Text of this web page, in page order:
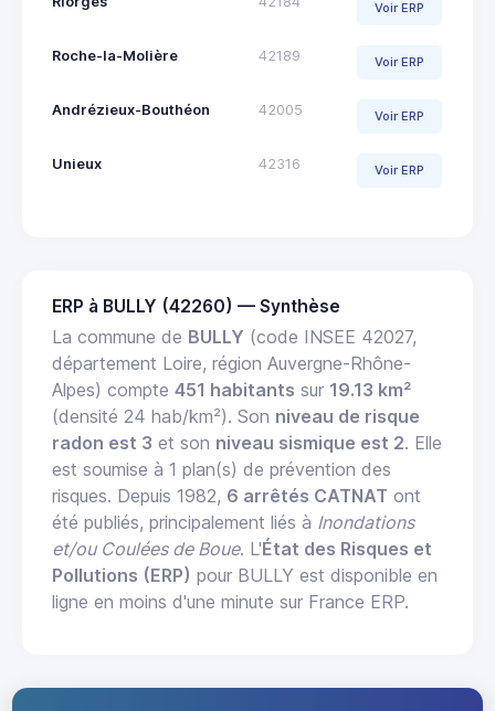
Voir ERP
Roche-la-Molière 42189 Voir ERP
Andrézieux-Bouthéon 42005 Voir ERP
Unieux 42316 Voir ERP
ERP à BULLY (42260) — Synthèse
La commune de BULLY (code INSEE 42027,
département Loire, région Auvergne-Rhône-
Alpes) compte 451 habitants sur 19.13 km²
(densité 24 hab/km²). Son niveau de risque
radon est 3 et son niveau sismique est 2. Elle
est soumise à 1 plan(s) de prévention des
risques. Depuis 1982, 6 arrêtés CATNAT ont
été publiés, principalement liés à Inondations
et/ou Coulées de Boue. L'État des Risques et
Pollutions (ERP) pour BULLY est disponible en
ligne en moins d'une minute sur France ERP.